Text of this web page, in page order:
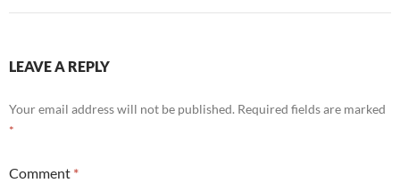
LEAVE A REPLY
Your email address will not be published. Required fields are marked
*
Comment *